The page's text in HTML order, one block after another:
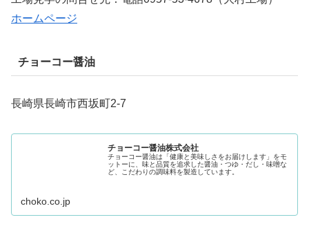
ホームページ
チョーコー醤油
長崎県長崎市西坂町2-7
チョーコー醤油株式会社
チョーコー醤油は「健康と美味しさをお届けします」をモ
ットーに、味と品質を追求した醤油・つゆ・だし・味噌な
ど、こだわりの調味料を製造しています。
choko.co.jp